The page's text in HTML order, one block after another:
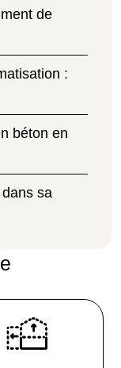
de
:
béton en
sa